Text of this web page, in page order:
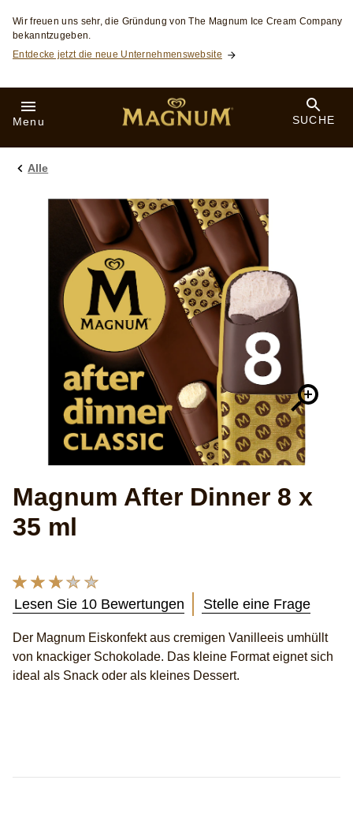
Skip to:
Wir freuen uns sehr, die Gründung von The Magnum Ice Cream Company
bekanntzugeben.
Entdecke jetzt die neue Unternehmenswebsite
Menu SUCHE
Alle
Magnum After Dinner 8 x
35 ml
Die
Bewertung
Magnum
After
Dinner
Lesen Sie 10 Bewertungen Stelle eine Frage
Der Magnum Eiskonfekt aus cremigen Vanilleeis umhüllt
von knackiger Schokolade. Das kleine Format eignet sich
ideal als Snack oder als kleines Dessert.